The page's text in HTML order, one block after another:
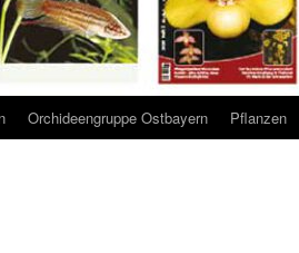
Orchideengruppe Ostbayern Pflanzen